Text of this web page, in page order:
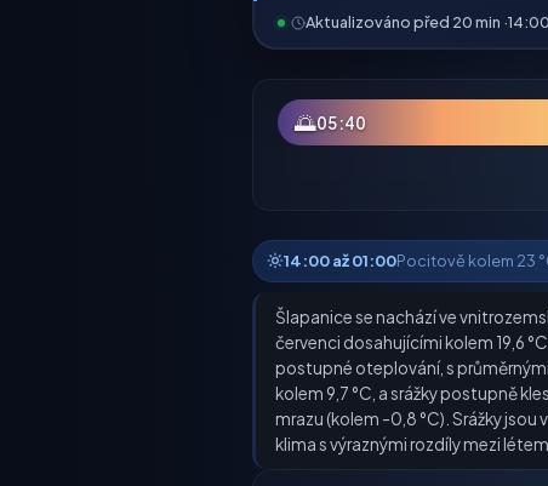
Aktualizováno před 20 min ·14:00
🌅05:40
14:00 až 01:00Pocitově kolem 23
Šlapanice se nachází ve
červenci dosahujícími kolem 19,6
postupné oteplování, s
kolem 9,7 °C, a srážky postupně
mrazu (kolem -0,8 °C). Srážky
klima s výraznými rozdíly mezi